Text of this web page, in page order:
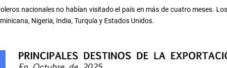
nacionales no habían visitado el país en más de cuatro meses.
Nigeria, India, Turquía y Estados Unidos.